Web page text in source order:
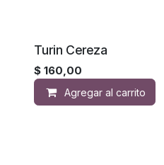
Turin Cereza
$ 160,00
Agregar al carrito